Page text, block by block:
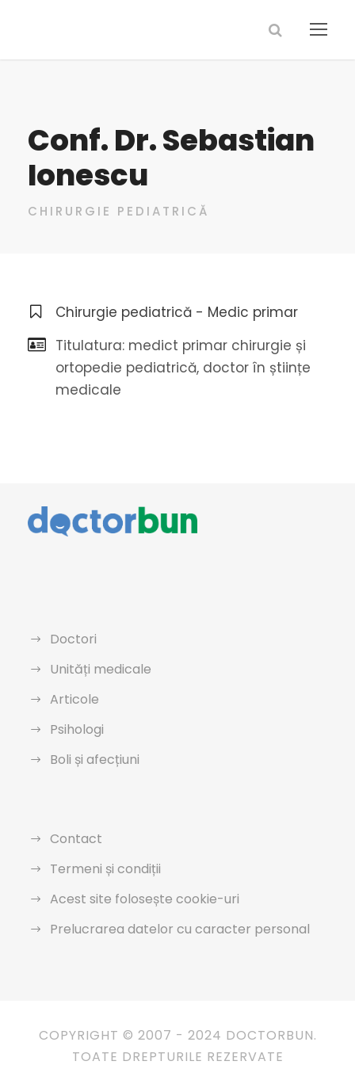
Conf. Dr. Sebastian
Ionescu
CHIRURGIE PEDIATRICĂ
Chirurgie pediatrică - Medic primar
Titulatura: medict primar chirurgie și
ortopedie pediatrică, doctor în științe
medicale
Doctori
Unități medicale
Articole
Psihologi
Boli și afecțiuni
Contact
Termeni și condiții
Acest site folosește cookie-uri
Prelucrarea datelor cu caracter personal
COPYRIGHT © 2007 - 2024 DOCTORBUN.
TOATE DREPTURILE REZERVATE